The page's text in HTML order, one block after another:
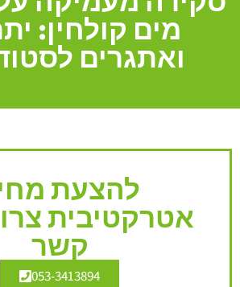
מים קולחין:
ואתגרים
להצעת
אטרקטיבית צרו
קשר
053-3413894